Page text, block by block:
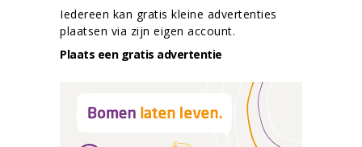
Iedereen kan gratis kleine advertenties
plaatsen via zijn eigen account.
Plaats een gratis advertentie